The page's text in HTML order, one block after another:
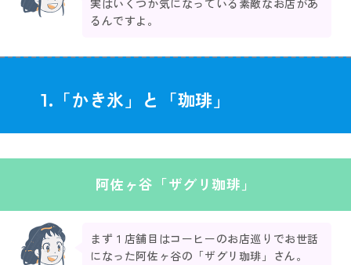
実はいくつか気になっている素敵なお店があ
るんですよ。
1. 「かき氷」と「珈琲」
阿佐ヶ谷「ザグリ珈琲」
まず１店舗目はコーヒーのお店巡りでお世話
になった阿佐ヶ谷の「ザグリ珈琲」さん。